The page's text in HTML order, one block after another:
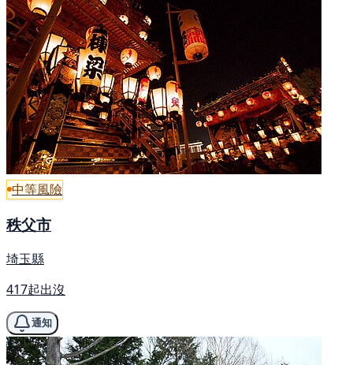
中等風險
秩父市
埼玉縣
417起出沒
通知